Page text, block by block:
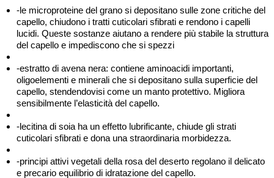
-le microproteine del grano si depositano sulle zone critiche del
capello, chiudono i tratti cuticolari sfibrati e rendono i capelli
lucidi. Queste sostanze aiutano a rendere più stabile la struttura
del capello e impediscono che si spezzi
-estratto di avena nera: contiene aminoacidi importanti,
oligoelementi e minerali che si depositano sulla superficie del
capello, stendendovisi come un manto protettivo. Migliora
sensibilmente l’elasticità del capello.
-lecitina di soia ha un effetto lubrificante, chiude gli strati
cuticolari sfibrati e dona una straordinaria morbidezza.
-principi attivi vegetali della rosa del deserto regolano il delicato
e precario equilibrio di idratazione del capello.